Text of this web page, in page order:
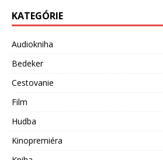
KATEGÓRIE
Audiokniha
Bedeker
Cestovanie
Film
Hudba
Kinopremiéra